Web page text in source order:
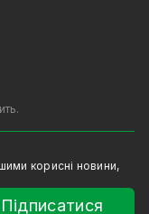
корисні новини,
Підписатися